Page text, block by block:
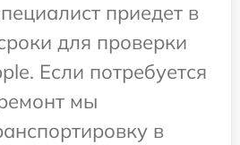
приедет в
для проверки
Если потребуется
мы
в